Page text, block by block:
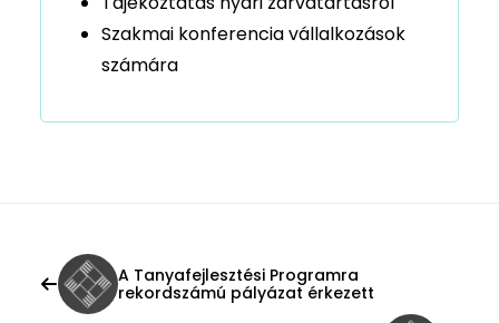
Szakmai konferencia vállalkozások
számára
A Tanyafejlesztési Programra
rekordszámú pályázat érkezett